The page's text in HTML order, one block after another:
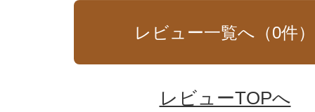
レビュー一覧へ（0件）
レビューTOPへ